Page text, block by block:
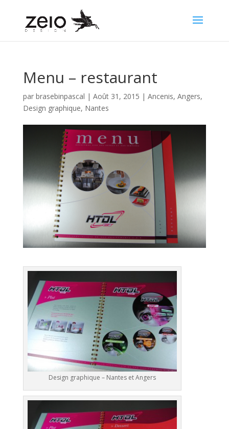
Menu – restaurant
par brasebinpascal | Août 31, 2015 | Ancenis, Angers,
Design graphique, Nantes
Design graphique – Nantes et Angers